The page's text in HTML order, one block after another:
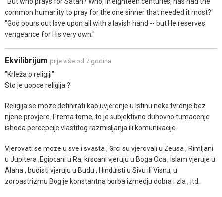
common humanity to pray for the one sinner that needed it most?"
"God pours out love upon all with a lavish hand -- but He reserves
vengeance for His very own."
Ekvilibrijum prije više od 7 godina
"Krleža o religiji"
Sto je uopce religija ?
Religija se moze definirati kao uvjerenje u istinu neke tvrdnje bez
njene provjere. Prema tome, to je subjektivno duhovno tumacenje
ishoda percepcije vlastitog razmisljanja ili komunikacije.
Vjerovati se moze u sve i svasta , Grci su vjerovali u Zeusa , Rimljani
u Jupitera ,Egipcani u Ra, krscani vjeruju u Boga Oca , islam vjeruje u
Alaha , budisti vjeruju u Budu , Hinduisti u Sivu ili Visnu, u
zoroastrizmu Bog je konstantna borba izmedju dobra i zla , itd.